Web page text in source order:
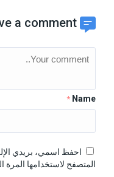
a comment
Name
*
احفظ اسمي، بريدي
المتصفح لاستخدامها المرة